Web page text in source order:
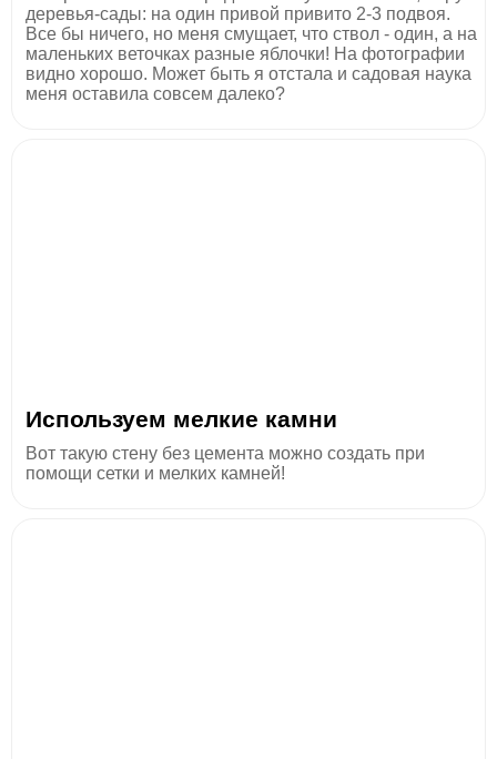
деревья-сады: на один привой привито 2-3 подвоя.
Все бы ничего, но меня смущает, что ствол - один, а на
маленьких веточках разные яблочки! На фотографии
видно хорошо. Может быть я отстала и садовая наука
меня оставила совсем далеко?
Используем мелкие камни
Вот такую стену без цемента можно создать при
помощи сетки и мелких камней!